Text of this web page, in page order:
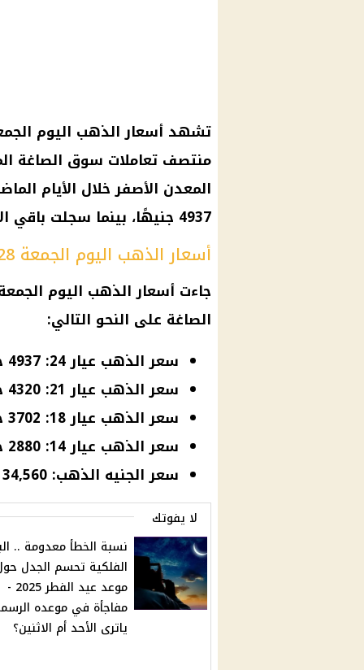
منتصف تعاملات سوق الصاغة
4937 جنيهًا، بينما سجلت باقي الأعيرة مستويات سعرية متفاوتة.
أسعار الذهب اليوم الجمعة 28 مارس بمنتصف التعاملات
الصاغة على النحو التالي:
سعر الذهب عيار 24: 4937 جنيهًا.
سعر الذهب عيار 21: 4320 جنيهًا.
سعر الذهب عيار 18: 3702 جنيهًا.
سعر الذهب عيار 14: 2880 جنيهًا.
سعر الجنيه الذهب: 34,560 جنيهًا.
لا يفوتك
نسبة الخطأ معدومة ..
الفلكية تحسم الجدل
موعد عيد الفطر 2025 -
مفاجأة في موعده
ياترى الأحد أم الاثنين؟